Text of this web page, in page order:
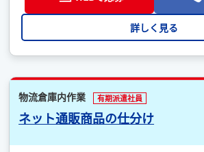
詳しく見る
物流倉庫内作業 有期派遣社員
ネット通販商品の仕分け